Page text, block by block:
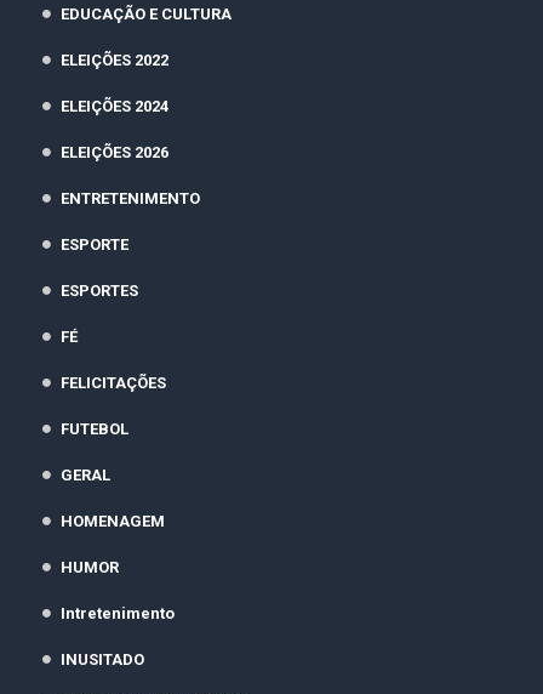
EDUCAÇÃO E CULTURA
ELEIÇÕES 2022
ELEIÇÕES 2024
ELEIÇÕES 2026
ENTRETENIMENTO
ESPORTE
ESPORTES
FÉ
FELICITAÇÕES
FUTEBOL
GERAL
HOMENAGEM
HUMOR
Intretenimento
INUSITADO